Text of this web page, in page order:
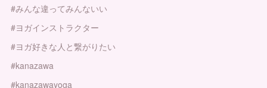
#みんな違ってみんないい
#ヨガインストラクター
#ヨガ好きな人と繋がりたい
#kanazawa
#kanazawayoga